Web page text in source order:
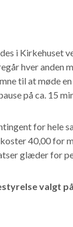
i Kirkehuset
hver anden
til at møde
på ca. 15
for hele
40,00 for
glæder for
valgt